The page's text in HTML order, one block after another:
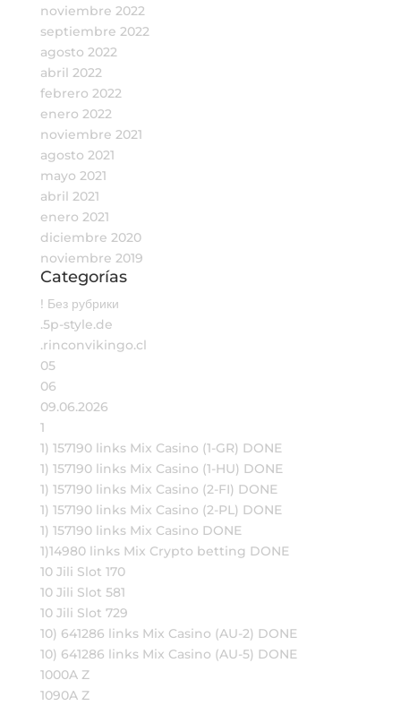
noviembre 2022
septiembre 2022
agosto 2022
abril 2022
febrero 2022
enero 2022
noviembre 2021
agosto 2021
mayo 2021
abril 2021
enero 2021
diciembre 2020
noviembre 2019
Categorías
! Без рубрики
.5p-style.de
.rinconvikingo.cl
05
06
09.06.2026
1
1) 157190 links Mix Casino (1-GR) DONE
1) 157190 links Mix Casino (1-HU) DONE
1) 157190 links Mix Casino (2-FI) DONE
1) 157190 links Mix Casino (2-PL) DONE
1) 157190 links Mix Casino DONE
1)14980 links Mix Crypto betting DONE
10 Jili Slot 170
10 Jili Slot 581
10 Jili Slot 729
10) 641286 links Mix Casino (AU-2) DONE
10) 641286 links Mix Casino (AU-5) DONE
1000A Z
1090A Z